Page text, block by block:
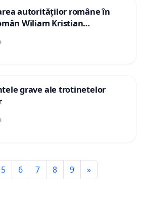
autorităților române în
Wiliam Kristian
plasament în Danemarca de
grave ale trotinetelor
5 6 7 8 9 »